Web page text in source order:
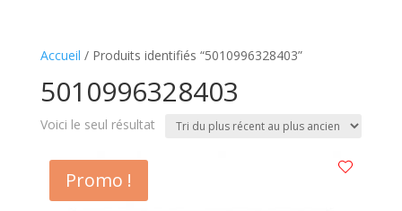
Accueil / Produits identifiés “5010996328403”
5010996328403
Voici le seul résultat
Promo !